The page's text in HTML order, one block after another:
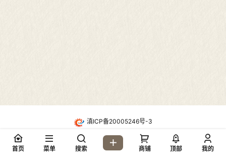
滇ICP备20005246号-3
・
酷盾高防CDN防护
Copyright © 2026
地质网论坛(dzw6.com)
首页 菜单 搜索 商铺 顶部 我的